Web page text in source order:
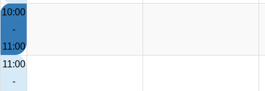
10:00
-
11:00
11:00
-